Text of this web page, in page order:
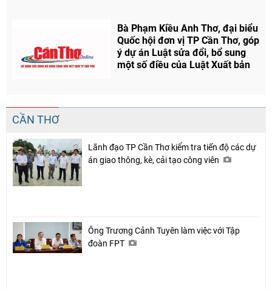
Bà Phạm Kiều Anh Thơ, đại biểu
Quốc hội đơn vị TP Cần Thơ, góp
ý dự án Luật sửa đổi, bổ sung
một số điều của Luật Xuất bản
CẦN THƠ
Lãnh đạo TP Cần Thơ kiểm tra tiến độ các dự
án giao thông, kè, cải tạo công viên
Ông Trương Cảnh Tuyên làm việc với Tập
đoàn FPT